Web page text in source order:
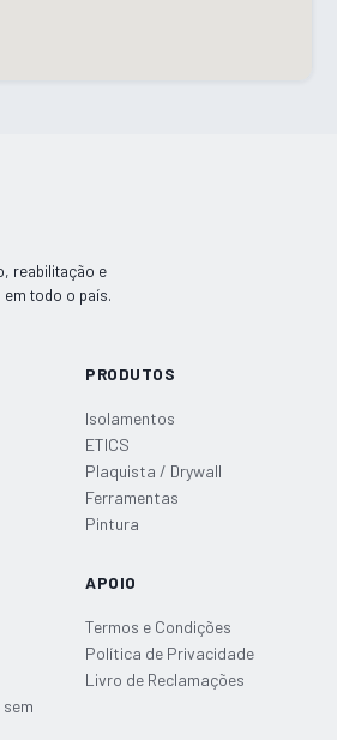
reabilitação e
todo o país.
PRODUTOS
Isolamentos
ETICS
Plaquista / Drywall
Ferramentas
Pintura
APOIO
Termos e Condições
Política de Privacidade
Livro de Reclamações